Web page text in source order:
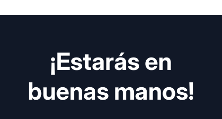
¡Estarás en
buenas manos!